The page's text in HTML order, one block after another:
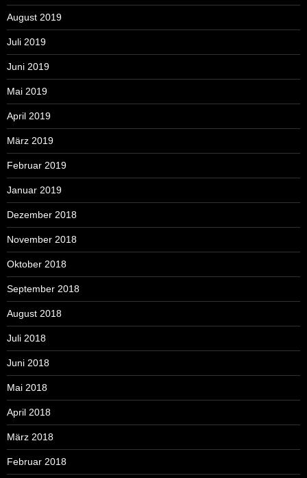
August 2019
Juli 2019
Juni 2019
Mai 2019
April 2019
März 2019
Februar 2019
Januar 2019
Dezember 2018
November 2018
Oktober 2018
September 2018
August 2018
Juli 2018
Juni 2018
Mai 2018
April 2018
März 2018
Februar 2018